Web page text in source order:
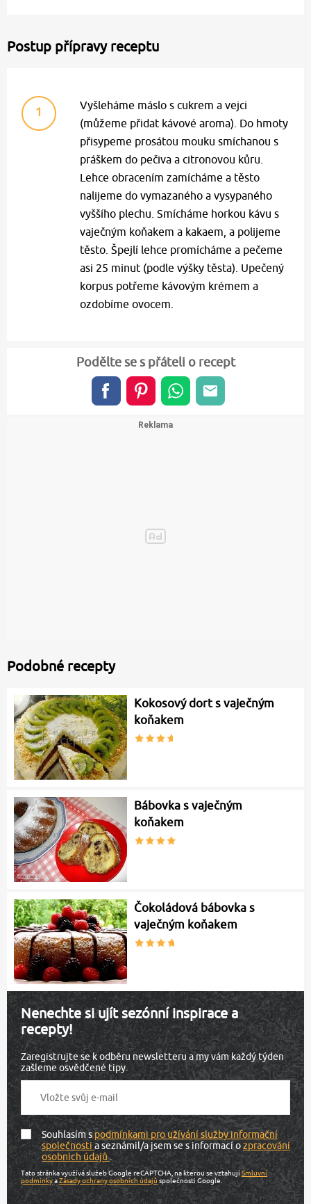
Postup přípravy receptu
1
Vyšleháme máslo s cukrem a vejci
(můžeme přidat kávové aroma). Do hmoty
přisypeme prosátou mouku smíchanou s
práškem do pečiva a citronovou kůru.
Lehce obracením zamícháme a těsto
nalijeme do vymazaného a vysypaného
vyššího plechu. Smícháme horkou kávu s
vaječným koňakem a kakaem, a polijeme
těsto. Špejlí lehce promícháme a pečeme
asi 25 minut (podle výšky těsta). Upečený
korpus potřeme kávovým krémem a
ozdobíme ovocem.
Podělte se s přáteli o recept
Podobné recepty
Kokosový dort s vaječným
koňakem
Bábovka s vaječným
koňakem
Čokoládová bábovka s
vaječným koňakem
Nenechte si ujít sezónní inspirace a
recepty!
Zaregistrujte se k odběru newsletteru a my vám každý týden
zašleme osvědčené tipy.
Souhlasím spodmínkami pro užívání služby informační
společnostia seznámil/a jsem se s informací ozpracování
osobních údajů.
Tato stránka využívá služeb Google reCAPTCHA, na kterou se vztahujíSmluvní
podmínkyaZásady ochrany osobních údajů společnosti Google.